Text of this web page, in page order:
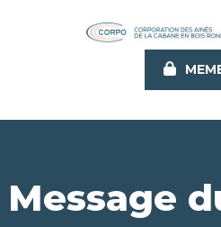
Message